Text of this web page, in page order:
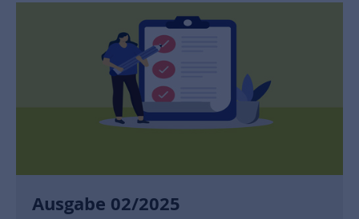
Ausgabe 02/2025